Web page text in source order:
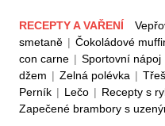
RECEPTY A VAŘENÍ
smetaně | Čokoládové
con carne | Sportovní nápoj
džem | Zelná polévka |
Perník | Lečo | Recepty s
Zapečené brambory s